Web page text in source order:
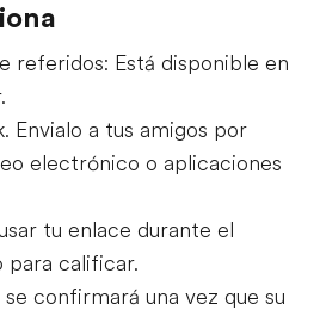
referidos: Está disponible en
Envialo a tus amigos por
electrónico o aplicaciones
tu enlace durante el
para calificar.
confirmará una vez que su